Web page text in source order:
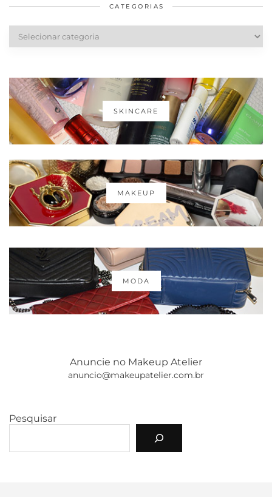
CATEGORIAS
SKINCARE
MAKEUP
MODA
Anuncie no Makeup Atelier
anuncio@makeupatelier.com.br
Pesquisar